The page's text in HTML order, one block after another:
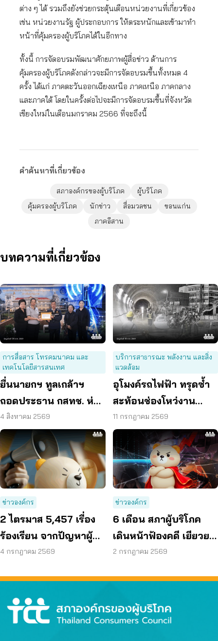
ต่าง ๆ ได้ รวมถึงยังช่วยกระตุ้นเตือนหน่วยงานที่เกี่ยวข้อง
เช่น หน่วยงานรัฐ ผู้ประกอบการ ให้ตระหนักและเข้ามาทำ
หน้าที่คุ้มครองผู้บริโภคได้ในอีกทาง
ทั้งนี้ การจัดอบรมพัฒนาศักยภาพผู้สื่อข่าว ด้านการ
คุ้มครองผู้บริโภคดังกล่าวจะมีการจัดอบรมขึ้นทั้งหมด 4
ครั้ง ได้แก่ ภาคตะวันออกเฉียงเหนือ ภาคเหนือ ภาคกลาง
และภาคใต้ โดยในครั้งต่อไปจะมีการจัดอบรมขึ้นที่จังหวัด
เชียงใหม่ในเดือนมกราคม 2566 ที่จะถึงนี้
คำค้นหาที่เกี่ยวข้อง
สภาองค์กรของผู้บริโภค
ผู้บริโภค
คุ้มครองผู้บริโภค
นักข่าว สื่อมวลชน
ขอนแก่น
ภาคอีสาน
บทความที่เกี่ยวข้อง
การสื่อสาร โทรคมนาคม และ
เทคโนโลยีสารสนเทศ
ยื่นนายกฯ ทูลเกล้าฯ
ถอดประธาน กสทช. ห่วง
คุ้มครองผู้บริโภคสะดุด
4 สิงหาคม 2569
บริการสาธารณะ พลังงาน และสิ่ง
แวดล้อม
อุโมงค์รถไฟฟ้า ทรุดซ้ำ
สะท้อนช่องโหว่งาน
ก่อสร้าง จี้ตรวจ
โครงสร้างใต้ดินทั้งระบบ
11 กรกฎาคม 2569
ข่าวองค์กร
2 ไตรมาส 5,457 เรื่อง
ร้องเรียน จากปัญหาผู้
บริโภค สู่การดันนโยบาย
4 กรกฎาคม 2569
ข่าวองค์กร
6 เดือน สภาผู้บริโภค
เดินหน้าฟ้องคดี เยียวยา
ได้กว่า 44 ล้านบาท
2 กรกฎาคม 2569